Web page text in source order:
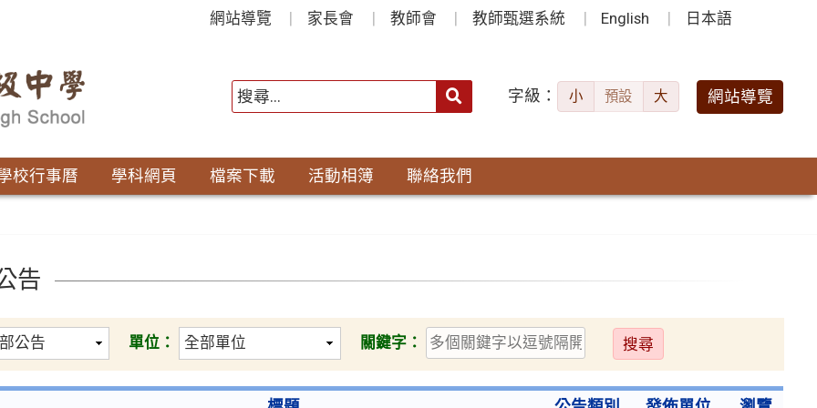
網站導覽 家長會 教師會 教師甄選系統 English 日本語
字級： 小 預設 大 網站導覽
校行事曆 學科網頁 檔案下載 活動相簿 聯絡我們
告
單位： 關鍵字：
送
出